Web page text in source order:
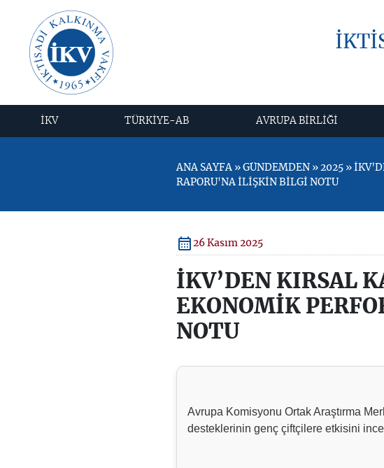
İKV TÜRKİYE-AB AVRUPA BİRLİĞİ
ANA SAYFA » GÜNDEMDEN » 2025 »
RAPORU'NA İLİŞKİN BİLGİ NOTU
26 Kasım 2025
İKV’DEN KIRSAL
EKONOMİK
NOTU
Avrupa Komisyonu Ortak Araştırma
desteklerinin genç çiftçilere etkisini